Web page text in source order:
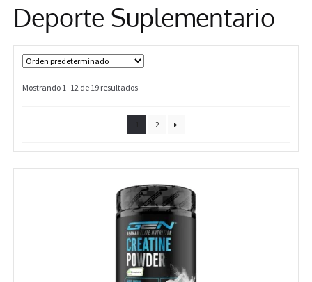
Deporte Suplementario
Mostrando 1–12 de 19 resultados
2